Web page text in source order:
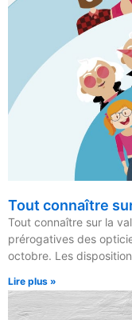
Tout connaître
Tout connaître sur la
prérogatives des
octobre. Les
Lire plus »